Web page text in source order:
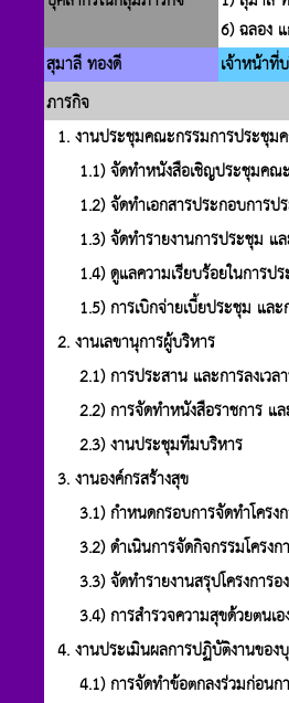
6) ฉลอง
สุมาลี ทองดี
เจ้าหน้าที่
ภารกิจ
1. งานประชุมคณะกรรมการประชุม
1.1) จัดทำหนังสือเชิญประชุมคณ
1.2) จัดทำเอกสารประกอบการป
1.3) จัดทำรายงานการประชุม แ
1.4) ดูแลความเรียบร้อยในการป
1.5) การเบิกจ่ายเบี้ยประชุม และก
2. งานเลขานุการผู้บริหาร
2.1) การประสาน และการลงเวล
2.2) การจัดทำหนังสือราชการ แล
2.3) งานประชุมทีมบริหาร
3. งานองค์กรสร้างสุข
3.1) กำหนดกรอบการจัดทำโครงก
3.2) ดำเนินการจัดกิจกรรมโครงก
3.3) จัดทำรายงานสรุปโครงการอ
3.4) การสำรวจความสุขด้วยตนเอ
4. งานประเมินผลการปฏิบัติงานขอ
4.1) การจัดทำข้อตกลงร่วมก่อนก